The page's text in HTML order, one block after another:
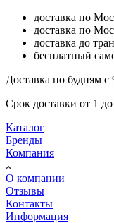
доставка по
доставка по
доставка до
бесплатный
Доставка по будням с
Срок доставки от 1
Каталог
Бренды
Компания
О компании
Отзывы
Контакты
Информация